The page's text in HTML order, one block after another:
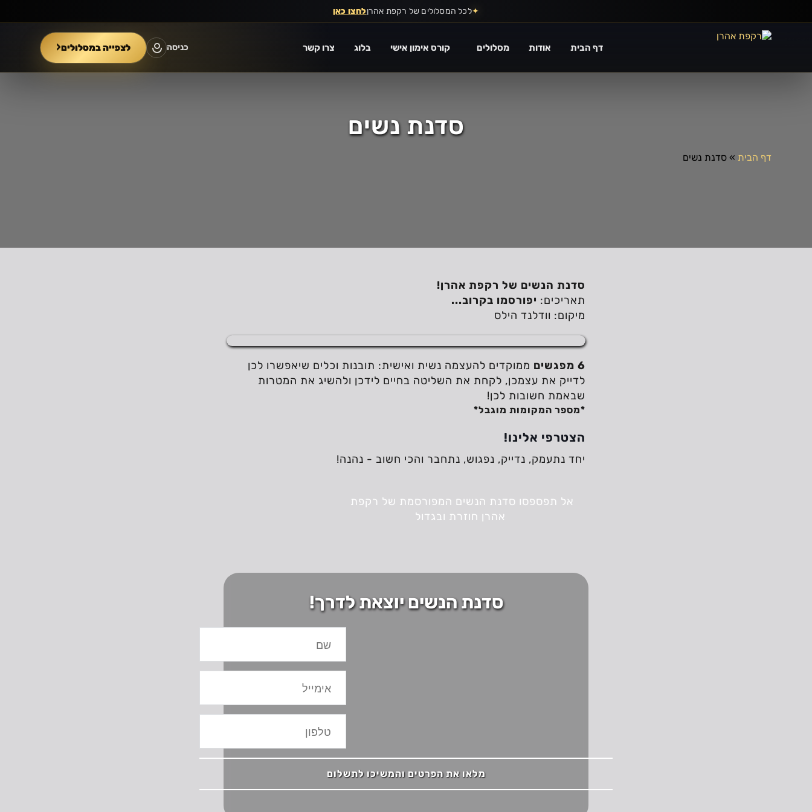
content
✦לכל המסלולים של רקפת אהרןלחצו כאן
דף הבית אודות מסלולים קורס אימון אישי בלוג צרו קשר כניסה לצפייה במסלולים‹
סדנת נשים
דף הבית »סדנת נשים
סדנת הנשים של רקפת אהרן!
תאריכים: יפורסמו בקרוב...
מיקום: וודלנד הילס
6 מפגשים
שבאמת חשובות לכן!
*מספר המקומות מוגבל*
הצטרפי אלינו!
יחד נתעמק, נדייק, נפגוש, נתחבר והכי חשוב - נהנה!
אהרן חוזרת ובגדול
סדנת הנשים יוצאת לדרך!
מלאו את הפרטים והמשיכו לתשלום